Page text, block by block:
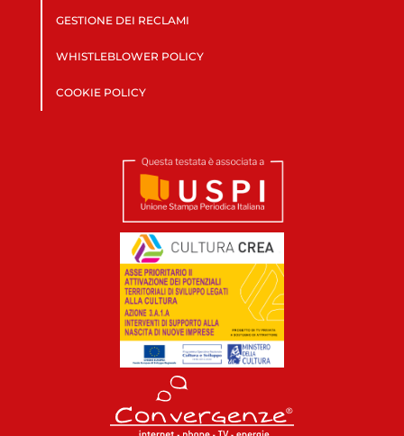
GESTIONE DEI RECLAMI
WHISTLEBLOWER POLICY
COOKIE POLICY